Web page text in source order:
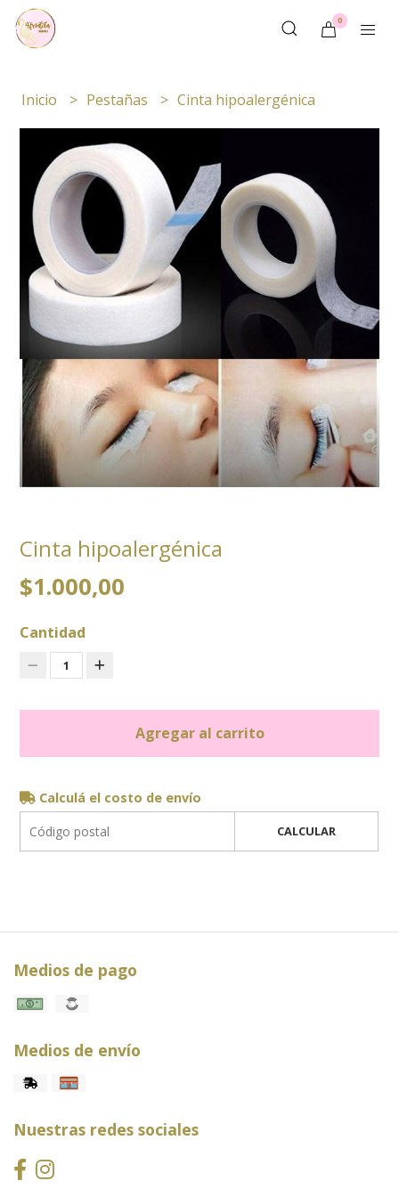
0
Inicio Pestañas Cinta hipoalergénica
Cinta hipoalergénica
$1.000,00
Cantidad
1
Agregar al carrito
Calculá el costo de envío
CALCULAR
Medios de pago
Medios de envío
Nuestras redes sociales